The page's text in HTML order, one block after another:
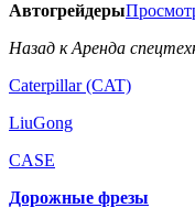
Автогрейдеры
Назад к Аренда
Caterpillar (CAT)
LiuGong
CASE
Дорожные фрезы